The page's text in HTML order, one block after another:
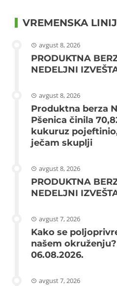
VREMENSKA
avgust 8, 2026
PRODUKTNA
NEDELJNI
avgust 8, 2026
Produktna berza
Pšenica činila
kukuruz
ječam skuplji
avgust 8, 2026
PRODUKTNA
NEDELJNI
avgust 7, 2026
Kako se
našem
06.08.2026.
avgust 7, 2026